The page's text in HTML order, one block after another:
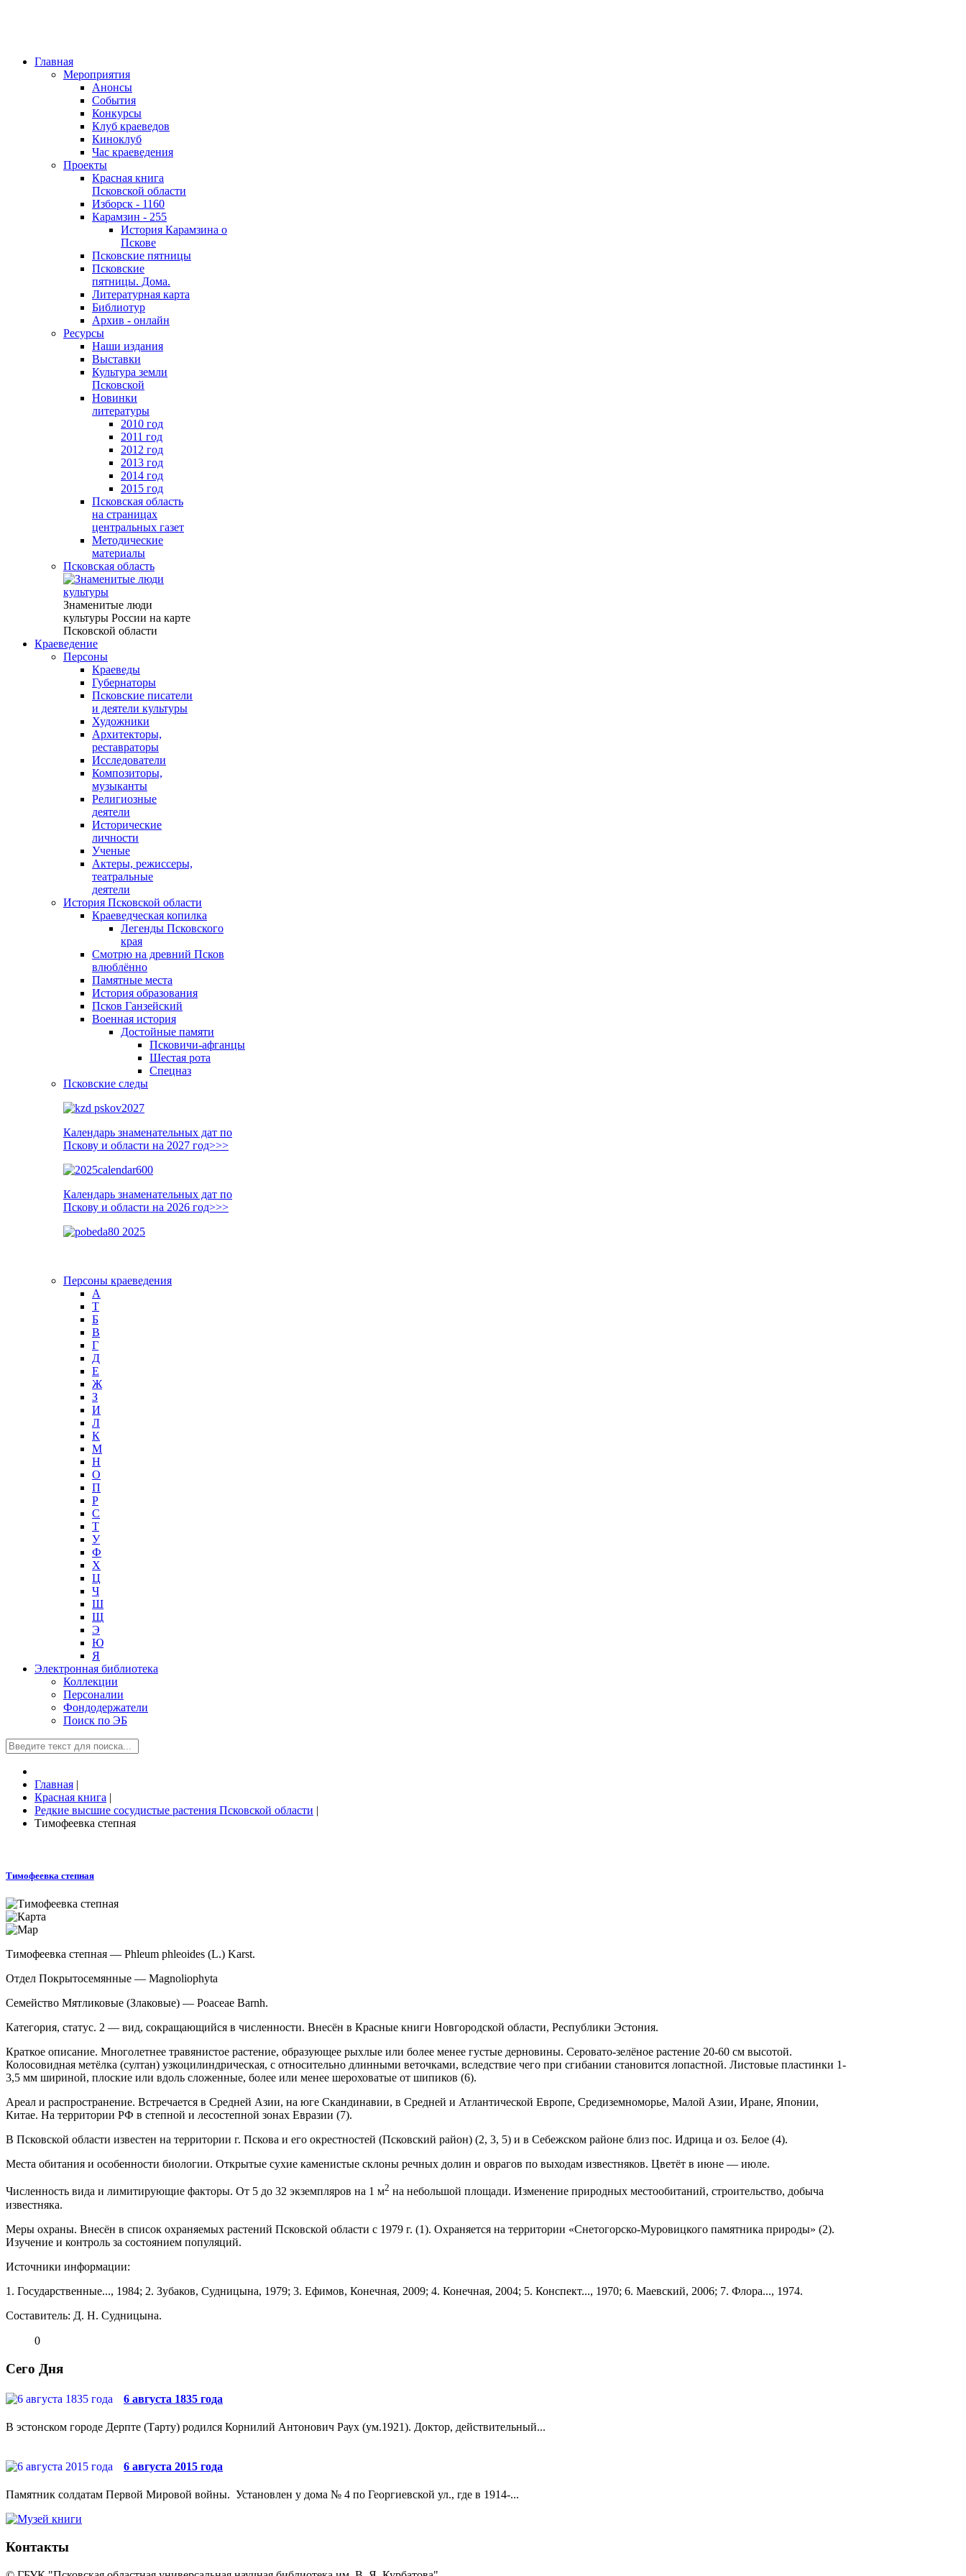
Главная
Мероприятия
Анонсы
События
Конкурсы
Клуб краеведов
Киноклуб
Час краеведения
Проекты
Красная книга
Псковской области
Изборск - 1160
Карамзин - 255
История Карамзина о
Пскове
Псковские пятницы
Псковские
пятницы. Дома.
Литературная карта
Библиотур
Архив - онлайн
Ресурсы
Наши издания
Выставки
Культура земли
Псковской
Новинки
литературы
2010 год
2011 год
2012 год
2013 год
2014 год
2015 год
Псковская область
на страницах
центральных газет
Методические
материалы
Псковская область
Знаменитые люди
культуры России на карте
Псковской области
Краеведение
Персоны
Краеведы
Губернаторы
Псковские писатели
и деятели культуры
Художники
Архитекторы,
реставраторы
Исследователи
Композиторы,
музыканты
Религиозные
деятели
Исторические
личности
Ученые
Актеры, режиссеры,
театральные
деятели
История Псковской области
Краеведческая копилка
Легенды Псковского
края
Смотрю на древний Псков
влюблённо
Памятные места
История образования
Псков Ганзейский
Военная история
Достойные памяти
Псковичи-афганцы
Шестая рота
Спецназ
Псковские следы
Календарь знаменательных дат по
Пскову и области на 2027 год>>>
Календарь знаменательных дат по
Пскову и области на 2026 год>>>
Персоны краеведения
А
T
Б
В
Г
Д
Е
Ж
З
И
Л
К
М
Н
О
П
Р
С
Т
У
Ф
Х
Ц
Ч
Ш
Щ
Э
Ю
Я
Электронная библиотека
Коллекции
Персоналии
Фондодержатели
Поиск по ЭБ
Главная |
Красная книга |
Редкие высшие сосудистые растения Псковской области |
Тимофеевка степная
Тимофеевка степная
Тимофеевка степная — Phleum phleoides (L.) Karst.
Отдел Покрытосемянные — Magnoliophyta
Семейство Мятликовые (Злаковые) — Poaceae Barnh.
Категория, статус. 2 — вид, сокращающийся в численности. Внесён в Красные книги Новгородской области, Республики Эстония.
Краткое описание. Многолетнее травяни­стое растение, образующее рыхлые или более ме­нее густые дерновины. Серовато-зелёное растение 20-60 см высотой.
Колосовидная метёлка (султан) узкоцилиндрическая, с относительно длинными ве­точками, вследствие чего при сгибании становится лопастной. Листовые пластинки 1-
3,5 мм шириной, плоские или вдоль сложенные, более или менее ше­роховатые от шипиков (6).
Ареал и распространение. Встречается в Сред­ней Азии, на юге Скандинавии, в Средней и Атлан­тической Европе, Средиземноморье, Малой Азии, Иране, Японии,
Китае. На территории РФ в степной и лесостепной зонах Евразии (7).
В Псковской области известен на территории г. Пскова и его окрестностей (Псковский район) (2, 3, 5) и в Себежском районе близ пос. Идрица и оз. Бе­лое (4).
Места обитания и особенности биологии. От­крытые сухие каменистые склоны речных долин и оврагов по выходам известняков. Цветёт в июне — июле.
Численность вида и лимитирующие факто­ры. От 5 до 32 экземпляров на 1 м2 на небольшой площади. Изменение природных местообитаний, строительство, добыча
известняка.
Меры охраны. Внесён в список охраняемых растений Псковской области с 1979 г. (1). Охраняется на территории «Снетогорско-Муровицкого памятни­ка природы» (2).
Изучение и контроль за состоянием популяций.
Источники информации:
1. Государственные..., 1984; 2. Зубаков, Судницы­на, 1979; 3. Ефимов, Конечная, 2009; 4. Конечная, 2004; 5. Конспект..., 1970; 6. Маевский, 2006; 7. Флора..., 1974.
Составитель: Д. Н. Судницына.
0
Сего Дня
6 августа 1835 года
В эстонском городе Дерпте (Тарту) родился Корнилий Антонович Раух (ум.1921). Доктор, действительный...
6 августа 2015 года
Памятник солдатам Первой Мировой войны. Установлен у дома № 4 по Георгиевской ул., где в 1914-...
Контакты